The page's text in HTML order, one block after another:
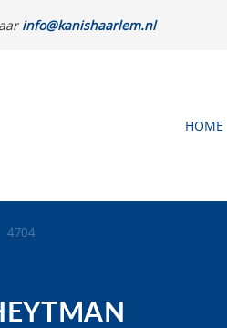
info@kanishaarlem.nl
HOME
4704